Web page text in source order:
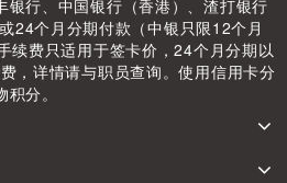
银行、中国银行（香港）、渣打银行
24个月分期付款（中银只限12个月
续费只适用于签卡价，24个月分期以
，详情请与职员查询。使用信用卡分
分。